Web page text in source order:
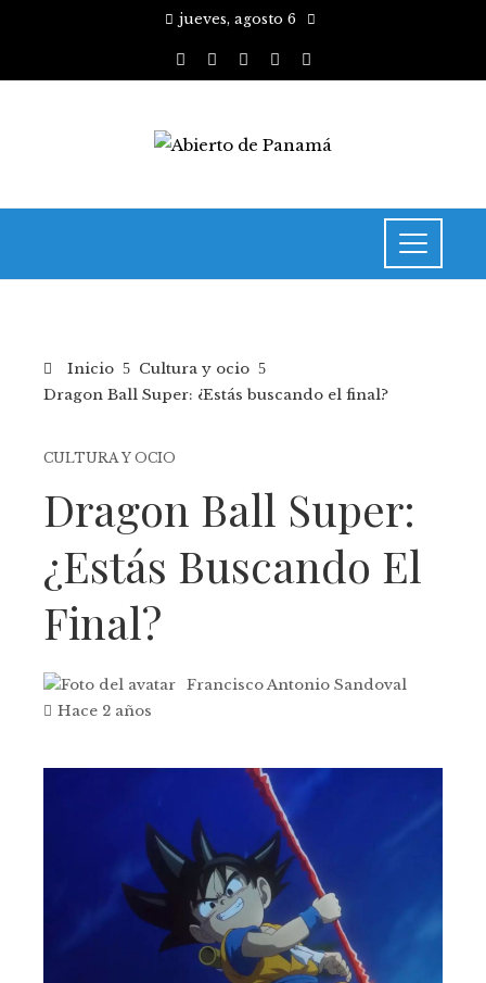
jueves, agosto 6
Inicio
Cultura y ocio
Dragon Ball Super: ¿Estás buscando el final?
CULTURA Y OCIO
Dragon Ball Super:
¿Estás Buscando El
Final?
Francisco Antonio Sandoval
Hace 2 años